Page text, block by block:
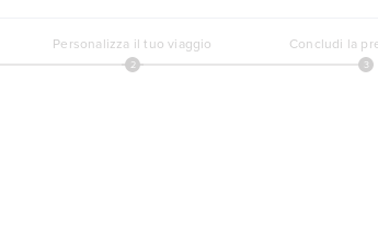
Personalizza il tuo viaggio Concludi la